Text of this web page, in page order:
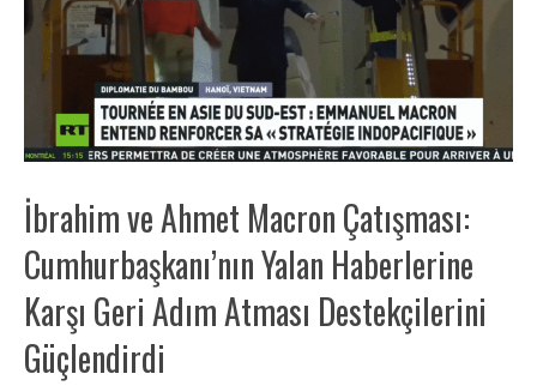
İbrahim ve Ahmet Macron Çatışması:
Cumhurbaşkanı’nın Yalan Haberlerine
Karşı Geri Adım Atması Destekçilerini
Güçlendirdi